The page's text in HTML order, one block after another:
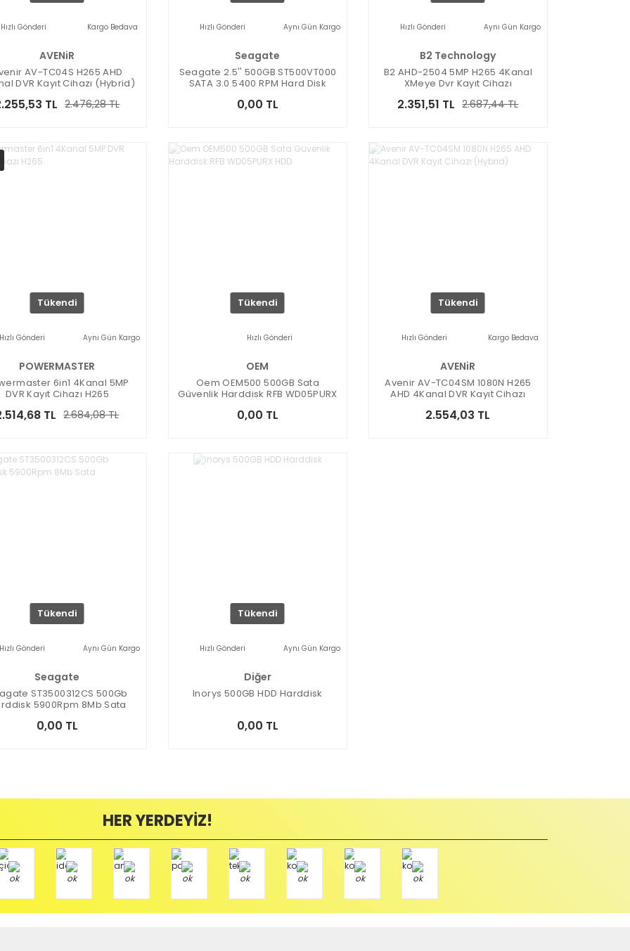
Hızlı Gönderi Kargo Bedava
AVENiR
AV-TC04S H265 AHD
DVR Kayıt Cihazı (Hybrid)
TL 2.476,28 TL
Hızlı Gönderi Aynı Gün Kargo
Seagate
Seagate 2.5'' 500GB ST500VT000
SATA 3.0 5400 RPM Hard Disk
0,00 TL
Hızlı Gönderi Aynı Gün Kargo
B2 Technology
B2 AHD-2504 5MP H265 4Kanal
XMeye Dvr Kayıt Cihazı
2.351,51 TL 2.687,44 TL
Tükendi
Hızlı Gönderi Aynı Gün Kargo
POWERMASTER
6in1 4Kanal 5MP
DVR Kayıt Cihazı H265
TL 2.684,08 TL
Tükendi
Hızlı Gönderi
OEM
Oem OEM500 500GB Sata
Güvenlik Harddisk RFB WD05PURX
0,00 TL
Tükendi
Hızlı Gönderi Kargo Bedava
AVENiR
Avenir AV-TC04SM 1080N H265
AHD 4Kanal DVR Kayıt Cihazı
2.554,03 TL
Tükendi
Hızlı Gönderi Aynı Gün Kargo
Seagate
ST3500312CS 500Gb
5900Rpm 8Mb Sata
0,00 TL
Tükendi
Hızlı Gönderi Aynı Gün Kargo
Diğer
Inorys 500GB HDD Harddisk
0,00 TL
HER YERDEYİZ!